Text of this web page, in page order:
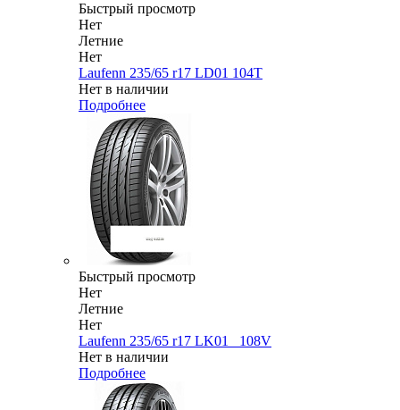
Быстрый просмотр
Нет
Летние
Нет
Laufenn 235/65 r17 LD01 104T
Нет в наличии
Подробнее
Быстрый просмотр
Нет
Летние
Нет
Laufenn 235/65 r17 LK01_ 108V
Нет в наличии
Подробнее